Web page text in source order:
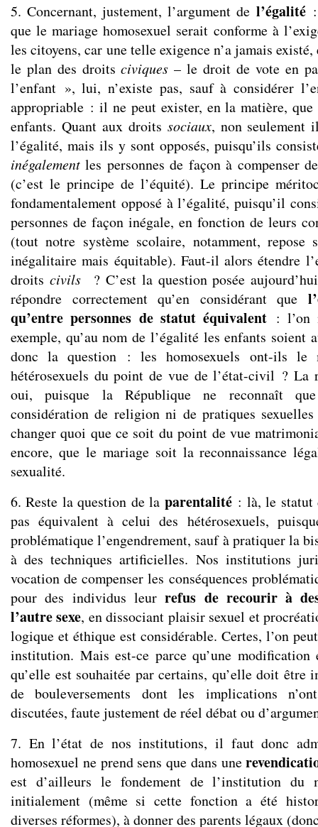
5. Concernant, justement, l’argument de l’égalité:
que le mariage homosexuel serait conforme à
les citoyens, car une telle exigence n’a jamais
le plan des droitsciviques – le droit de vote en
l’enfant », lui, n’existe pas, sauf à considérer
appropriable : il ne peut exister, en la matière,
enfants. Quant aux droits sociaux, non seulement
l’égalité, mais ils y sont opposés, puisqu’ils
inégalement les personnes de façon à compenser
(c’est le principe de l’équité). Le principe
fondamentalement opposé à l’égalité, puisqu’il
personnes de façon inégale, en fonction de leurs
(tout notre système scolaire, notamment, repose
inégalitaire mais équitable). Faut-il alors étendre
droits civils
? C’est la question posée
répondre correctement qu’en considérant que
qu’entre personnes de statut équivalent : l’on
exemple, qu’au nom de l’égalité les enfants soient
donc la question : les homosexuels ont-ils le
hétérosexuels du point de vue de l’état-civil ? La
oui, puisque la République ne reconnaît
considération de religion ni de pratiques
changer quoi que ce soit du point de vue
encore, que le mariage soit la reconnaissance
sexualité.
6. Reste la question de la parentalité: là, le statut
pas équivalent à celui des hétérosexuels,
problématique l’engendrement, sauf à pratiquer la
à des techniques artificielles. Nos institutions
vocation de compenser les conséquences
pour des individus leurrefus de recourir à
l’autre sexe, en dissociant plaisir sexuel et
logique et éthique est considérable. Certes, l’on
institution. Mais est-ce parce qu’une modification
qu’elle est souhaitée par certains, qu’elle doit être
de bouleversements dont les implications
discutées, faute justement de réel débat ou
7. En l’état de nos institutions, il faut donc
homosexuel ne prend sens que dans une
est d’ailleurs le fondement de l’institution du
initialement (même si cette fonction a été
diverses réformes), à donner des parents légaux